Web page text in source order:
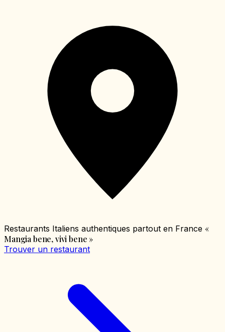
Restaurants Italiens authentiques partout en France «
Mangia bene, vivi bene »
Trouver un restaurant